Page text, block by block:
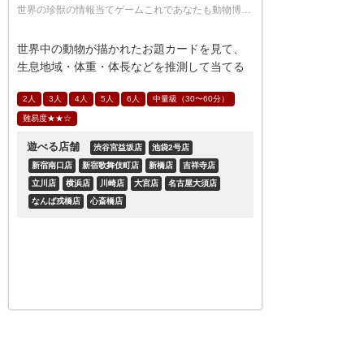
世界の珍獣の情報当てゲームこれであなたも動物博士…！？
世界中の動物が描かれたお題カードを見て、
生息地域・体重・体長などを推測して当てる
種類の動物のカードが特徴的なボードゲーム
です。
2人 3人 4人 5人 6人 中量級（30〜60分）
難易度★★☆
遊べる店舗 渋谷宮益坂店
池袋2号店
新宿南口店
新宿歌舞伎町店 新橋店
吉祥寺店
立川店
横浜店 川崎店 大宮店
名古屋大須店
なんば戎橋店
心斎橋店